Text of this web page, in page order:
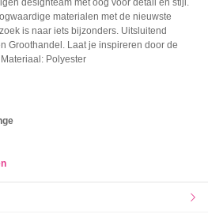
designteam met oog voor detail en stijl.
materialen met de nieuwste
is naar iets bijzonders. Uitsluitend
Groothandel. Laat je inspireren door de
Polyester